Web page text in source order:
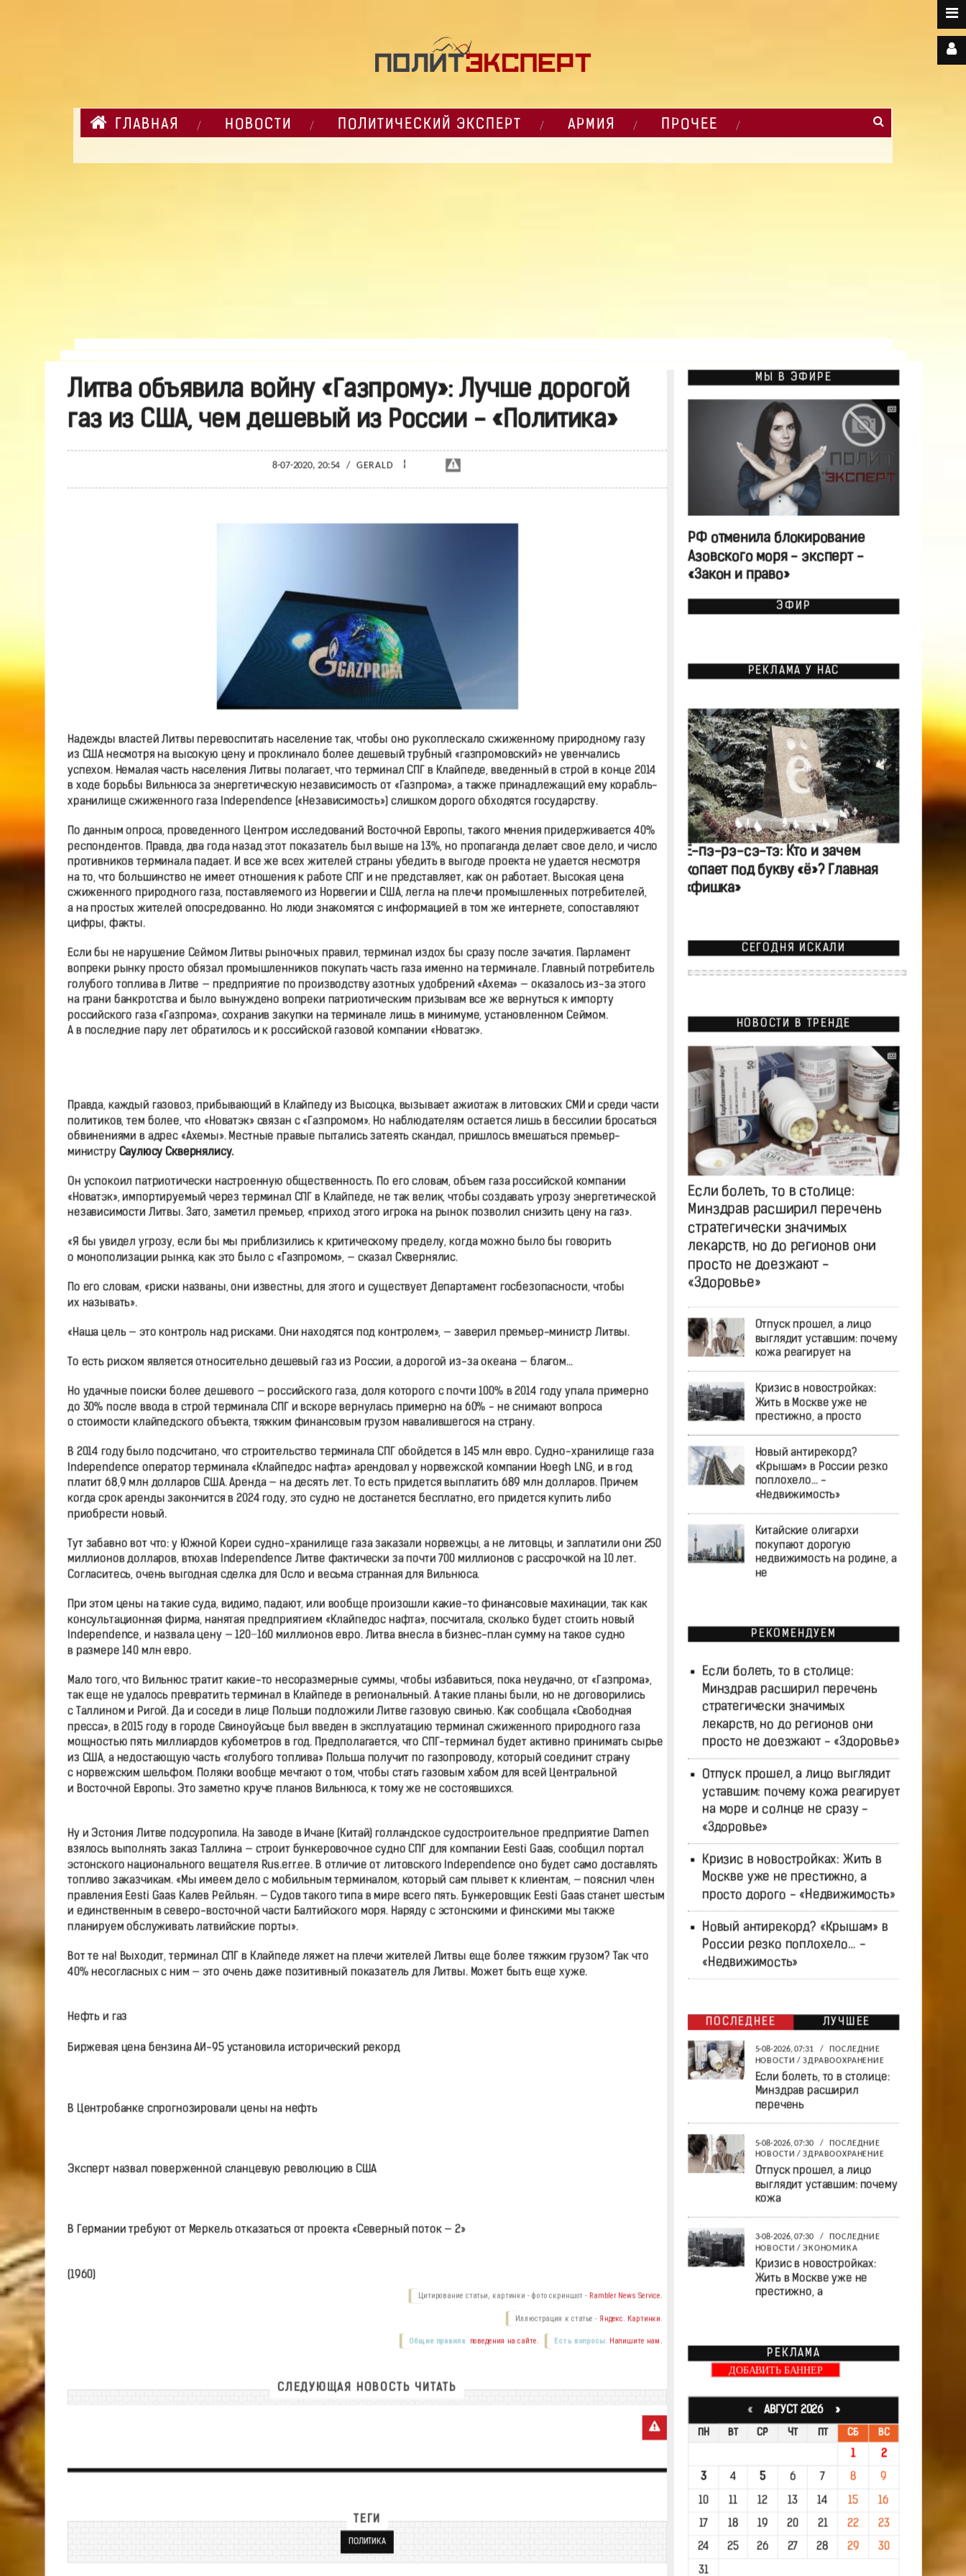
ГЛАВНАЯ НОВОСТИ ПОЛИТИЧЕСКИЙ ЭКСПЕРТ АРМИЯ ПРОЧЕЕ
Литва объявила войну «Газпрому»: Лучше дорогой
газ из США, чем дешевый из России - «Политика»
8-07-2020, 20:54 / GERALD ¦
Надежды властей Литвы перевоспитать население так, чтобы оно рукоплескало сжиженному природному газу
из США несмотря на высокую цену и проклинало более дешевый трубный «газпромовский» не увенчались
успехом. Немалая часть населения Литвы полагает, что терминал СПГ в Клайпеде, введенный в строй в конце 2014
в ходе борьбы Вильнюса за энергетическую независимость от «Газпрома», а также принадлежащий ему корабль-
хранилище сжиженного газа Independence («Независимость») слишком дорого обходятся государству.
По данным опроса, проведенного Центром исследований Восточной Европы, такого мнения придерживается 40%
респондентов. Правда, два года назад этот показатель был выше на 13%, но пропаганда делает свое дело, и число
противников терминала падает. И все же всех жителей страны убедить в выгоде проекта не удается несмотря
на то, что большинство не имеет отношения к работе СПГ и не представляет, как он работает. Высокая цена
сжиженного природного газа, поставляемого из Норвегии и США, легла на плечи промышленных потребителей,
а на простых жителей опосредованно. Но люди знакомятся с информацией в том же интернете, сопоставляют
цифры, факты.
Если бы не нарушение Сеймом Литвы рыночных правил, терминал издох бы сразу после зачатия. Парламент
вопреки рынку просто обязал промышленников покупать часть газа именно на терминале. Главный потребитель
голубого топлива в Литве — предприятие по производству азотных удобрений «Ахема» — оказалось из-за этого
на грани банкротства и было вынуждено вопреки патриотическим призывам все же вернуться к импорту
российского газа «Газпрома», сохранив закупки на терминале лишь в минимуме, установленном Сеймом.
А в последние пару лет обратилось и к российской газовой компании «Новатэк».
Правда, каждый газовоз, прибывающий в Клайпеду из Высоцка, вызывает ажиотаж в литовских СМИ и среди части
политиков, тем более, что «Новатэк» связан с «Газпромом». Но наблюдателям остается лишь в бессилии бросаться
обвинениями в адрес «Ахемы». Местные правые пытались затеять скандал, пришлось вмешаться премьер-
министру Саулюсу Сквернялису.
Он успокоил патриотически настроенную общественность. По его словам, объем газа российской компании
«Новатэк», импортируемый через терминал СПГ в Клайпеде, не так велик, чтобы создавать угрозу энергетической
независимости Литвы. Зато, заметил премьер, «приход этого игрока на рынок позволил снизить цену на газ».
«Я бы увидел угрозу, если бы мы приблизились к критическому пределу, когда можно было бы говорить
о монополизации рынка, как это было с «Газпромом», — сказал Сквернялис.
По его словам, «риски названы, они известны, для этого и существует Департамент госбезопасности, чтобы
их называть».
«Наша цель — это контроль над рисками. Они находятся под контролем», — заверил премьер-министр Литвы.
То есть риском является относительно дешевый газ из России, а дорогой из-за океана — благом…
Но удачные поиски более дешевого — российского газа, доля которого с почти 100% в 2014 году упала примерно
до 30% после ввода в строй терминала СПГ и вскоре вернулась примерно на 60% - не снимают вопроса
о стоимости клайпедского объекта, тяжким финансовым грузом навалившегося на страну.
В 2014 году было подсчитано, что строительство терминала СПГ обойдется в 145 млн евро. Судно-хранилище газа
Independence оператор терминала «Клайпедос нафта» арендовал у норвежской компании Hoegh LNG, и в год
платит 68,9 млн долларов США. Аренда — на десять лет. То есть придется выплатить 689 млн долларов. Причем
когда срок аренды закончится в 2024 году, это судно не достанется бесплатно, его придется купить либо
приобрести новый.
Тут забавно вот что: у Южной Кореи судно-хранилище газа заказали норвежцы, а не литовцы, и заплатили они 250
миллионов долларов, втюхав Independence Литве фактически за почти 700 миллионов с рассрочкой на 10 лет.
Согласитесь, очень выгодная сделка для Осло и весьма странная для Вильнюса.
При этом цены на такие суда, видимо, падают, или вообще произошли какие-то финансовые махинации, так как
консультационная фирма, нанятая предприятием «Клайпедос нафта», посчитала, сколько будет стоить новый
Independence, и назвала цену — 120−160 миллионов евро. Литва внесла в бизнес-план сумму на такое судно
в размере 140 млн евро.
Мало того, что Вильнюс тратит какие-то несоразмерные суммы, чтобы избавиться, пока неудачно, от «Газпрома»,
так еще не удалось превратить терминал в Клайпеде в региональный. А такие планы были, но не договорились
с Таллином и Ригой. Да и соседи в лице Польши подложили Литве газовую свинью. Как сообщала «Свободная
пресса», в 2015 году в городе Свиноуйсьце был введен в эксплуатацию терминал сжиженного природного газа
мощностью пять миллиардов кубометров в год. Предполагается, что СПГ-терминал будет активно принимать сырье
из США, а недостающую часть «голубого топлива» Польша получит по газопроводу, который соединит страну
с норвежским шельфом. Поляки вообще мечтают о том, чтобы стать газовым хабом для всей Центральной
и Восточной Европы. Это заметно круче планов Вильнюса, к тому же не состоявшихся.
Ну и Эстония Литве подсуропила. На заводе в Ичане (Китай) голландское судостроительное предприятие Damen
взялось выполнять заказ Таллина — строит бункеровочное судно СПГ для компании Eesti Gaas, сообщил портал
эстонского национального вещателя Rus.err.ee. В отличие от литовского Independence оно будет само доставлять
топливо заказчикам. «Мы имеем дело с мобильным терминалом, который сам плывет к клиентам, — пояснил член
правления Eesti Gaas Калев Рейльян. — Судов такого типа в мире всего пять. Бункеровщик Eesti Gaas станет шестым
и единственным в северо-восточной части Балтийского моря. Наряду с эстонскими и финскими мы также
планируем обслуживать латвийские порты».
Вот те на! Выходит, терминал СПГ в Клайпеде ляжет на плечи жителей Литвы еще более тяжким грузом? Так что
40% несогласных с ним — это очень даже позитивный показатель для Литвы. Может быть еще хуже.
Нефть и газ
Биржевая цена бензина АИ-95 установила исторический рекорд
В Центробанке cпрогнозировали цены на нефть
Эксперт назвал поверженной сланцевую революцию в США
В Германии требуют от Меркель отказаться от проекта «Северный поток — 2»
(1960)
Цитирование статьи, картинки - фото скриншот - Rambler News Service.
Иллюстрация к статье - Яндекс. Картинки.
Есть вопросы. Напишите нам.
Общие правила поведения на сайте.
СЛЕДУЮЩАЯ НОВОСТЬ ЧИТАТЬ
ТЕГИ
ПОЛИТИКА
МЫ В ЭФИРЕ
РФ отменила блокирование
Азовского моря - эксперт -
«Закон и право»
ЭФИР
РЕКЛАМА У НАС
Ё-пэ-рэ-сэ-тэ: Кто и зачем
копает под букву «ё»? Главная
«фишка»
СЕГОДНЯ ИСКАЛИ
НОВОСТИ В ТРЕНДЕ
Если болеть, то в столице:
Минздрав расширил перечень
стратегически значимых
лекарств, но до регионов они
просто не доезжают -
«Здоровье»
Отпуск прошел, а лицо
выглядит уставшим: почему
кожа реагирует на
Кризис в новостройках:
Жить в Москве уже не
престижно, а просто
Новый антирекорд?
«Крышам» в России резко
поплохело… -
«Недвижимость»
Китайские олигархи
покупают дорогую
недвижимость на родине, а
не
РЕКОМЕНДУЕМ
Если болеть, то в столице:
Минздрав расширил перечень
стратегически значимых
лекарств, но до регионов они
просто не доезжают - «Здоровье»
Отпуск прошел, а лицо выглядит
уставшим: почему кожа реагирует
на море и солнце не сразу -
«Здоровье»
Кризис в новостройках: Жить в
Москве уже не престижно, а
просто дорого - «Недвижимость»
Новый антирекорд? «Крышам» в
России резко поплохело… -
«Недвижимость»
ПОСЛЕДНЕЕ ЛУЧШЕЕ
5-08-2026, 07:31 /
ПОСЛЕДНИЕ
НОВОСТИ / ЗДРАВООХРАНЕНИЕ
Если болеть, то в столице:
Минздрав расширил
перечень
5-08-2026, 07:30 /
ПОСЛЕДНИЕ
НОВОСТИ / ЗДРАВООХРАНЕНИЕ
Отпуск прошел, а лицо
выглядит уставшим: почему
кожа
3-08-2026, 07:30 /
ПОСЛЕДНИЕ
НОВОСТИ / ЭКОНОМИКА
Кризис в новостройках:
Жить в Москве уже не
престижно, а
РЕКЛАМА
ДОБАВИТЬ БАННЕР
«АВГУСТ 2026 »
ПН ВТ СР ЧТ ПТ СБ ВС
1 2
3 4 5 6 7 8 9
10 11 12 13 14 15 16
17 18 19 20 21 22 23
24 25 26 27 28 29 30
31